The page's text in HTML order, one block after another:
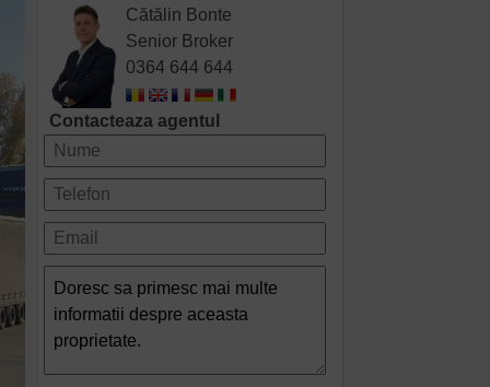
Cătălin Bonte
Senior Broker
0364 644 644
Contacteaza agentul